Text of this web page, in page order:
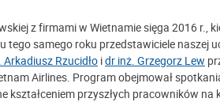
z firmami w Wietnamie sięga 2016 r.,
tego samego roku przedstawiciele naszej
Arkadiusz Rzucidło idr inż. Grzegorz Lew
Airlines. Program obejmował
kształceniem przyszłych pracowników